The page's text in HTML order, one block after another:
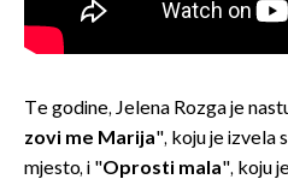
Te godine, Jelena Rozga je
zovi me Marija", koju je izvela
mjesto, i "Oprosti mala", koju